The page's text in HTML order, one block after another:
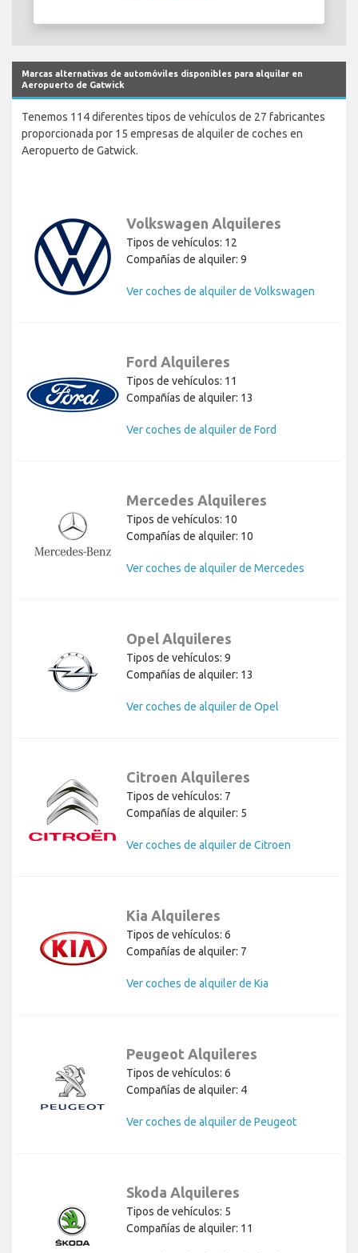
Marcas alternativas de automóviles disponibles para alquilar en
Aeropuerto de Gatwick
Tenemos 114 diferentes tipos de vehículos de 27 fabricantes
proporcionada por 15 empresas de alquiler de coches en
Aeropuerto de Gatwick.
Volkswagen Alquileres
Tipos de vehículos: 12
Compañías de alquiler: 9
Ver coches de alquiler de Volkswagen
Ford Alquileres
Tipos de vehículos: 11
Compañías de alquiler: 13
Ver coches de alquiler de Ford
Mercedes Alquileres
Tipos de vehículos: 10
Compañías de alquiler: 10
Ver coches de alquiler de Mercedes
Opel Alquileres
Tipos de vehículos: 9
Compañías de alquiler: 13
Ver coches de alquiler de Opel
Citroen Alquileres
Tipos de vehículos: 7
Compañías de alquiler: 5
Ver coches de alquiler de Citroen
Kia Alquileres
Tipos de vehículos: 6
Compañías de alquiler: 7
Ver coches de alquiler de Kia
Peugeot Alquileres
Tipos de vehículos: 6
Compañías de alquiler: 4
Ver coches de alquiler de Peugeot
Skoda Alquileres
Tipos de vehículos: 5
Compañías de alquiler: 11